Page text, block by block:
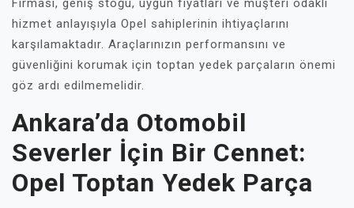
Firması, geniş stoğu, uygun fiyatları ve müşteri odaklı
hizmet anlayışıyla Opel sahiplerinin ihtiyaçlarını
karşılamaktadır. Araçlarınızın performansını ve
güvenliğini korumak için toptan yedek parçaların önemi
göz ardı edilmemelidir.
Ankara’da Otomobil
Severler İçin Bir Cennet:
Opel Toptan Yedek Parça